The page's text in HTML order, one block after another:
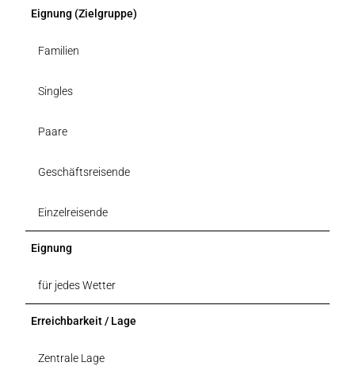
Eignung (Zielgruppe)
Familien
Singles
Paare
Geschäftsreisende
Einzelreisende
Eignung
für jedes Wetter
Erreichbarkeit / Lage
Zentrale Lage